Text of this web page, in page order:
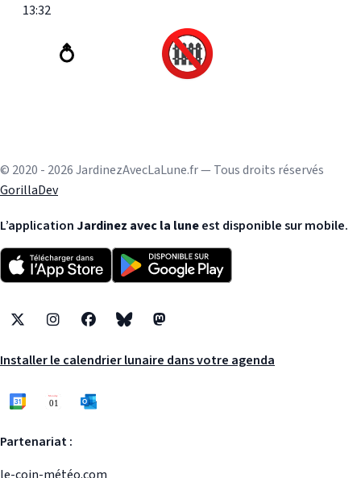
13:32
© 2020 - 2026 JardinezAvecLaLune.fr — Tous droits réservés
GorillaDev
L’application Jardinez avec la luneest disponible sur mobile.
X InstagramFacebookBlueskyMastodon
Installer le calendrier lunaire dans votre agenda
Partenariat :